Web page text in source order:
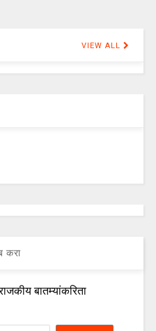
VIEW ALL
करा
बातम्यांकरिता